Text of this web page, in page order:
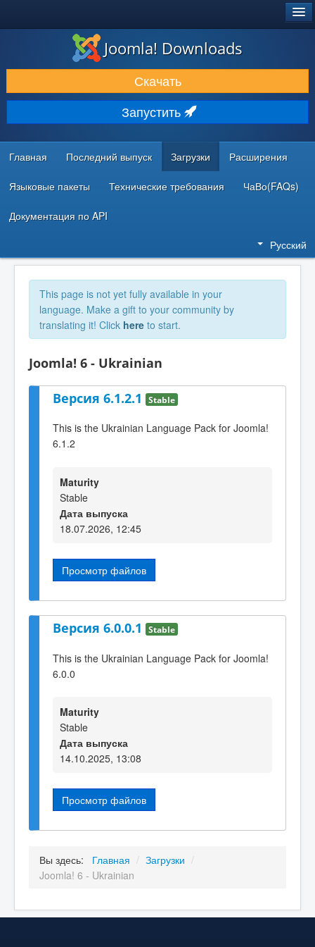
ЗАГРУЗКИ И РАСШИРЕНИЯ
ДОКУМЕНТАЦИЯ И ОБУЧЕНИЕ
СООБЩЕСТВО И ПОДДЕРЖКА
РЕСУРСЫ ДЛЯ РАЗРАБОТЧИКОВ
Joomla! Downloads
Скачать
Запустить
Главная Последний выпуск Загрузки Расширения
Языковые пакеты Технические требования ЧаВо(FAQs)
Документация по API
Русский
This page is not yet fully available in your
language. Make a gift to your community by
translating it! Click here to start.
Joomla! 6 - Ukrainian
Версия 6.1.2.1 Stable
This is the Ukrainian Language Pack for Joomla!
6.1.2
Maturity
Stable
Дата выпуска
18.07.2026, 12:45
Просмотр файлов
Версия 6.0.0.1 Stable
This is the Ukrainian Language Pack for Joomla!
6.0.0
Maturity
Stable
Дата выпуска
14.10.2025, 13:08
Просмотр файлов
Вы здесь: Главная / Загрузки /
Joomla! 6 - Ukrainian